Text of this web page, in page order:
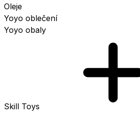
Oleje
Yoyo oblečení
Yoyo obaly
Skill Toys